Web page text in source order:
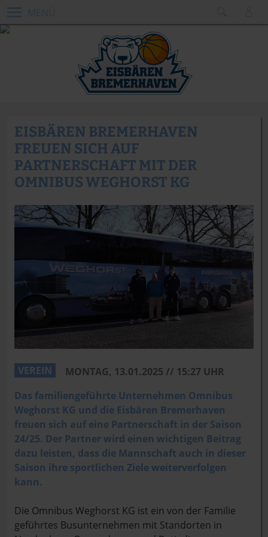
EISBÄREN BREMERHAVEN
FREUEN SICH AUF
PARTNERSCHAFT MIT DER
OMNIBUS WEGHORST KG
VEREIN
MONTAG, 13.01.2025 // 15:27 UHR
Das familiengeführte Unternehmen Omnibus
Weghorst KG und die Eisbären Bremerhaven
freuen sich auf eine Partnerschaft in der Saison
24/25. Der Partner wird einen wichtigen Beitrag
dazu leisten, dass die Mannschaft auch in dieser
Saison ihre sportlichen Ziele weiterverfolgen
kann.
Die Omnibus Weghorst KG ist ein von der Familie
geführtes Busunternehmen mit Standorten in